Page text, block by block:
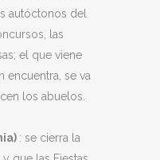
autóctonos del
las
el que viene
encuentra, se va
los abuelos.
: se cierra la